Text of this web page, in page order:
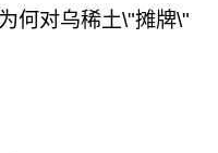
何对乌稀土\"摊牌\"